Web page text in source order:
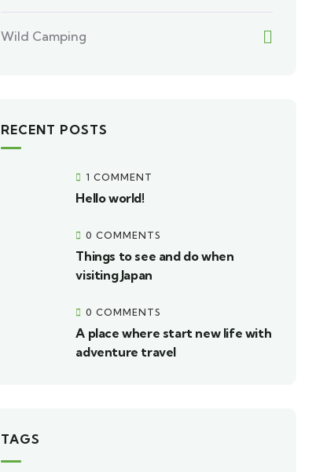
Wild Camping
RECENT POSTS
1 COMMENT
Hello world!
0 COMMENTS
Things to see and do when
visiting Japan
0 COMMENTS
A place where start new life with
adventure travel
TAGS